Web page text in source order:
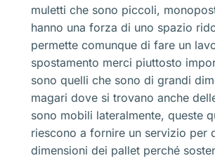
muletti che sono piccoli,
hanno una forza di uno spazio
permette comunque di fare un
spostamento merci piuttosto
sono quelli che sono di grandi
magari dove si trovano anche
sono mobili lateralmente, queste
riescono a fornire un servizio per
dimensioni dei pallet perché